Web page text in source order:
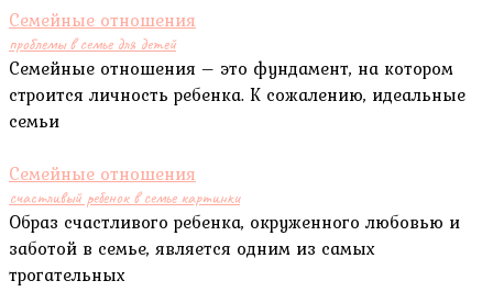
Семейные отношения
проблемы в семье для детей
Семейные отношения – это фундамент, на котором
строится личность ребенка. К сожалению, идеальные
семьи
Семейные отношения
счастливый ребенок в семье картинки
Образ счастливого ребенка, окруженного любовью и
заботой в семье, является одним из самых
трогательных